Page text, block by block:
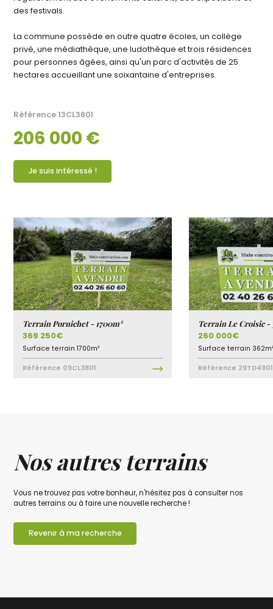
des festivals.
La commune possède en outre quatre écoles, un collège
privé, une médiathèque, une ludothèque et trois résidences
pour personnes âgées, ainsi qu'un parc d'activités de 25
hectares accueillant une soixantaine d'entreprises.
206 000 €
Référence 13CL3801
Je suis intéressé !
Terrain Pornichet - 1700m²
369 250€
Surface terrain 1700m²
Référence 09CL3801
Terrain Le Croisic -
260 000€
Surface terrain 362m²
Référence 29TD4901
Nos autres terrains
Vous ne trouvez pas votre bonheur, n'hésitez pas à consulter nos
autres terrains ou à faire une nouvelle recherche !
Revenir à ma recherche